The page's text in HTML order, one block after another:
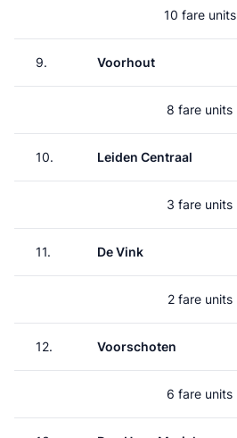
10 fare units
9. Voorhout
8 fare units
10. Leiden Centraal
3 fare units
11. De Vink
2 fare units
12. Voorschoten
6 fare units